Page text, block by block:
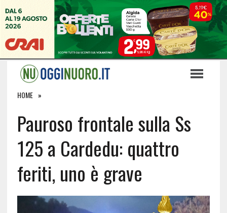
HOME
Pauroso frontale sulla Ss
125 a Cardedu: quattro
feriti, uno è grave